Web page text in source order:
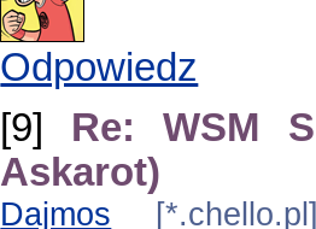
Odpowiedz
[9] Re: WSM
Askarot)
Dajmos